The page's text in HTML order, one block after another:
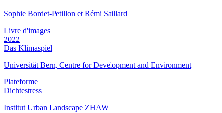
Sophie Bordet-Petillon et Rémi Saillard
Livre d'images
2022
Das Klimaspiel
Universität Bern, Centre for Development and Environment
Plateforme
Dichtestress
Institut Urban Landscape ZHAW